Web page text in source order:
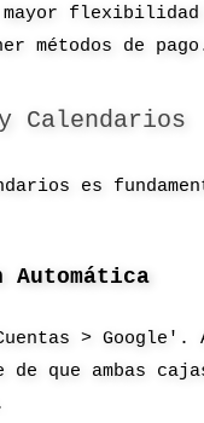
flexibilidad
métodos de
Calendarios
es
> Google'.
que ambas